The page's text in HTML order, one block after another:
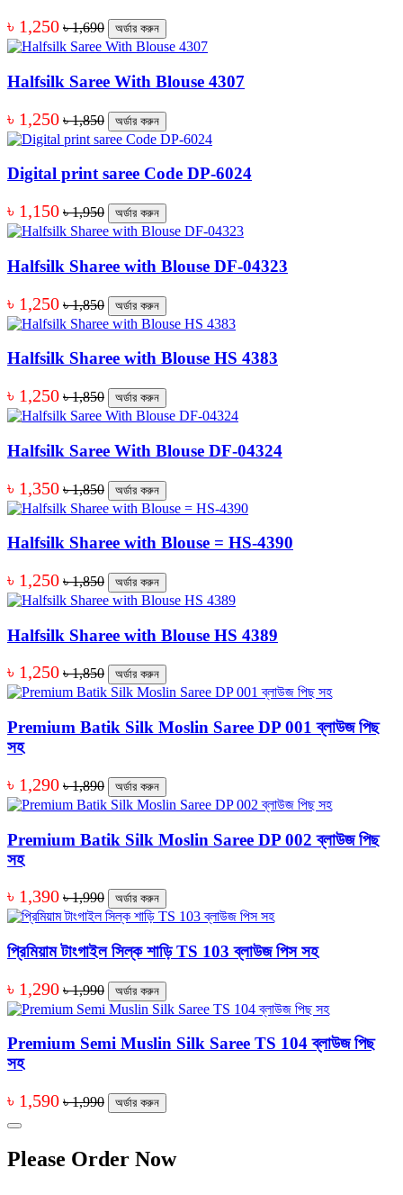
৳ 1,250 ৳ 1,690 অর্ডার করুন
Halfsilk Saree With Blouse 4307
৳ 1,250 ৳ 1,850 অর্ডার করুন
Digital print saree Code DP-6024
৳ 1,150 ৳ 1,950 অর্ডার করুন
Halfsilk Sharee with Blouse DF-04323
৳ 1,250 ৳ 1,850 অর্ডার করুন
Halfsilk Sharee with Blouse HS 4383
৳ 1,250 ৳ 1,850 অর্ডার করুন
Halfsilk Saree With Blouse DF-04324
৳ 1,350 ৳ 1,850 অর্ডার করুন
Halfsilk Sharee with Blouse = HS-4390
৳ 1,250 ৳ 1,850 অর্ডার করুন
Halfsilk Sharee with Blouse HS 4389
৳ 1,250 ৳ 1,850 অর্ডার করুন
Premium Batik Silk Moslin Saree DP 001 ব্লাউজ পিছ
সহ
৳ 1,290 ৳ 1,890 অর্ডার করুন
Premium Batik Silk Moslin Saree DP 002 ব্লাউজ পিছ
সহ
৳ 1,390 ৳ 1,990 অর্ডার করুন
প্রিমিয়াম টাংগাইল সিল্ক শাড়ি TS 103 ব্লাউজ পিস সহ
৳ 1,290 ৳ 1,990 অর্ডার করুন
Premium Semi Muslin Silk Saree TS 104 ব্লাউজ পিছ
সহ
৳ 1,590 ৳ 1,990 অর্ডার করুন
Please Order Now